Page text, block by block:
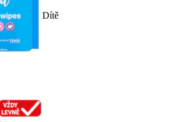
Dítě